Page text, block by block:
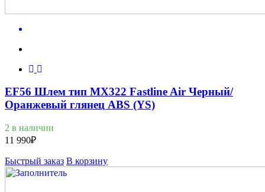
EF56 Шлем тип MX322 Fastline Air Черный/
Оранжевый глянец ABS (YS)
2 в наличии
11 990₽
Быстрый заказ В корзину